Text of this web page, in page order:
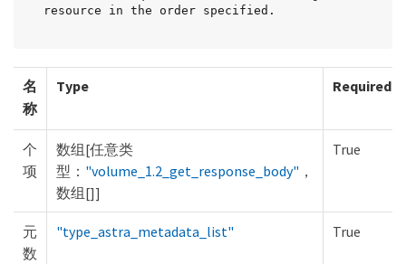
resource in the order specified.
名
称
Type Required
个
项
数组[任意类
型： "volume_1.2_get_response_body" ，
数组[]]
True
元
数
"type_astra_metadata_list" True